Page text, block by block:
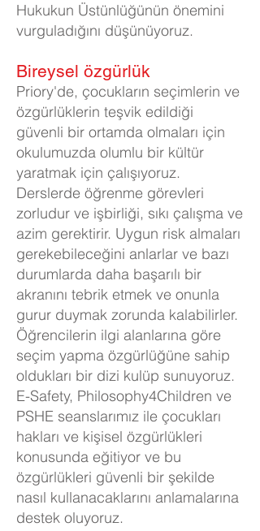
Hukukun Üstünlüğünün önemini
vurguladığını düşünüyoruz.
Bireysel özgürlük
Priory'de, çocukların seçimlerin ve
özgürlüklerin teşvik edildiği
güvenli bir ortamda olmaları için
okulumuzda olumlu bir kültür
yaratmak için çalışıyoruz.
Derslerde öğrenme görevleri
zorludur ve işbirliği, sıkı çalışma ve
azim gerektirir. Uygun risk almaları
gerekebileceğini anlarlar ve bazı
durumlarda daha başarılı bir
akranını tebrik etmek ve onunla
gurur duymak zorunda kalabilirler.
Öğrencilerin ilgi alanlarına göre
seçim yapma özgürlüğüne sahip
oldukları bir dizi kulüp sunuyoruz.
E-Safety, Philosophy4Children ve
PSHE seanslarımız ile çocukları
hakları ve kişisel özgürlükleri
konusunda eğitiyor ve bu
özgürlükleri güvenli bir şekilde
nasıl kullanacaklarını anlamalarına
destek oluyoruz.